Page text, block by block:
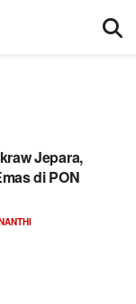
Jepara,
di PON